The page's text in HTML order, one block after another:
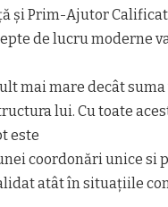
și Prim-Ajutor
de lucru moderne
mai mare decât
lui. Cu toate
este
coordonări unice si
atât în situațiile